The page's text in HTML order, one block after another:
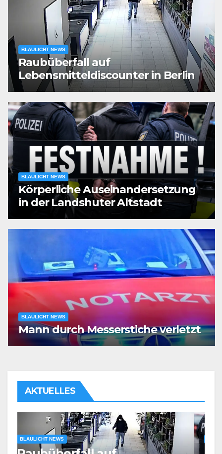
BLAULICHT NEWS
Raubüberfall auf
Lebensmitteldiscounter in Berlin
BLAULICHT NEWS
Körperliche Auseinandersetzung
in der Landshuter Altstadt
BLAULICHT NEWS
Mann durch Messerstiche verletzt
AKTUELLES
BLAULICHT NEWS